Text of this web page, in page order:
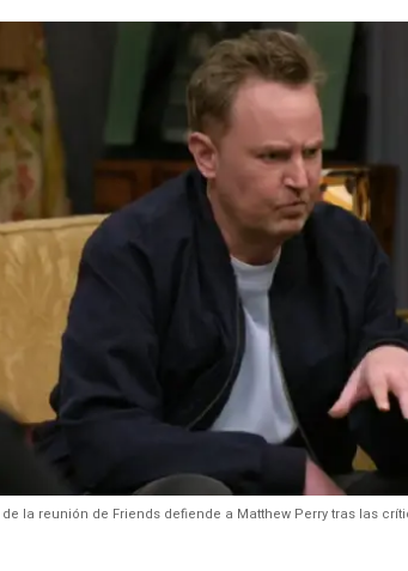
la reunión de Friends defiende a Matthew Perry tras las